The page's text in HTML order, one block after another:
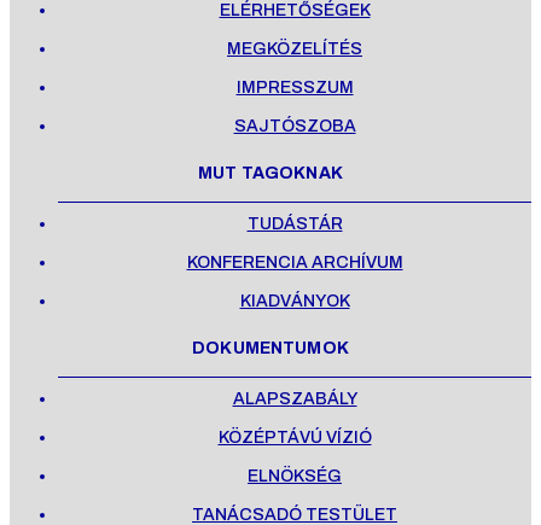
ELÉRHETŐSÉGEK
MEGKÖZELÍTÉS
IMPRESSZUM
SAJTÓSZOBA
MUT TAGOKNAK
TUDÁSTÁR
KONFERENCIA ARCHÍVUM
KIADVÁNYOK
DOKUMENTUMOK
ALAPSZABÁLY
KÖZÉPTÁVÚ VÍZIÓ
ELNÖKSÉG
TANÁCSADÓ TESTÜLET